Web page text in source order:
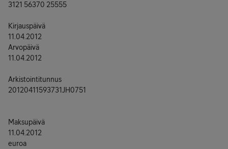
3121 56370 25555
Kirjauspäivä
11.04.2012
Arvopäivä
11.04.2012
Arkistointitunnus
20120411593731JH0751
Maksupäivä
11.04.2012
euroa